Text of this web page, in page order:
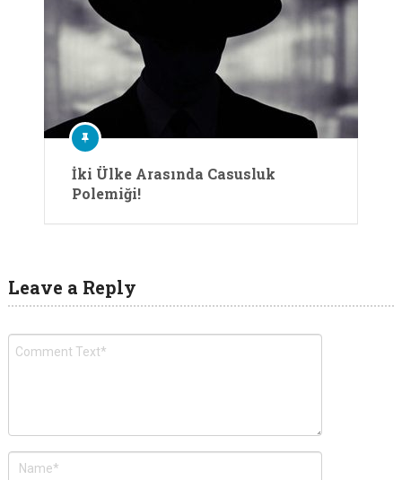
İki Ülke Arasında Casusluk
Polemiği!
Leave a Reply